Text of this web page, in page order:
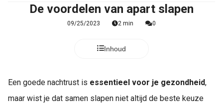
De voordelen van apart slapen
09/25/2023 2 min 0
Inhoud
Een goede nachtrust is essentieel voor je gezondheid,
maar wist je dat samen slapen niet altijd de beste keuze